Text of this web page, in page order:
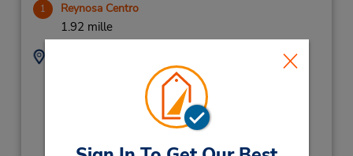
1 Reynosa Centro
1.92 mille
Adresse :
(52) 899-230-7173